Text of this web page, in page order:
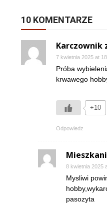
10 KOMENTARZE
Karczownik
7 kwietnia 2025 at
Próba
krwawego
+10
Odpowiedz
8 kwietnia 2025
Mysliwi
pasozyta